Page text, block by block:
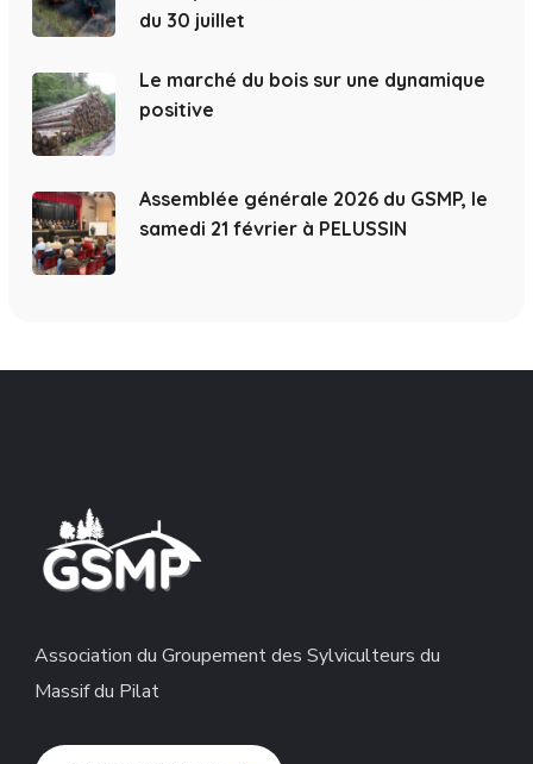
du 30 juillet
Le marché du bois sur une dynamique
positive
Assemblée générale 2026 du GSMP, le
samedi 21 février à PELUSSIN
Association du Groupement des Sylviculteurs du
Massif du Pilat